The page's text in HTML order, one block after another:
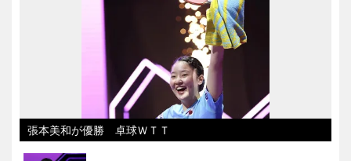
張本美和が優勝 卓球ＷＴＴ